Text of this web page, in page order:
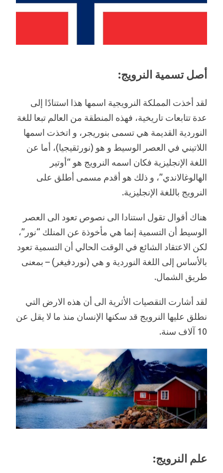
أصل تسمية النرويج:
لقد أخذت المملكة النرويجية اسمها هذا استنادًا إلى
عدة تتابعات تاريخية، فهذه المنطقة من العالم تبعا للغة
النوردية القديمة هي تسمى بنوريجر، و اتخذت اسمها
اللاتيني في العصر الوسيط و هو (نورثقيجيا)، أما عن
اللغة الإنجليزية فكان اسمه النرويج هو “أوتير
الهالوغالاندي”، و ذلك هو أقدم مسمى أطلق على
النرويج باللغة الإنجليزية.
هناك أقوال تقول استنادا الى نصوص تعود الى العصر
الوسيط أن التسمية إنما هي مأخوذة عن المنلك “نور”،
لكن الاعتقاد الشائع في الوقت الحالي أن التسمية تعود
بالأساس إلى اللغة النوردية و هي (نوردفيغر) – بمعنى
طريق الشمال.
لقد أشارت التقصيات الأثرية الى أن هذه الارض التي
نطلق عليها النرويج قد سكنها الإنسان منذ ما لا يقل عن
10 آلاف سنة.
علم النرويج: